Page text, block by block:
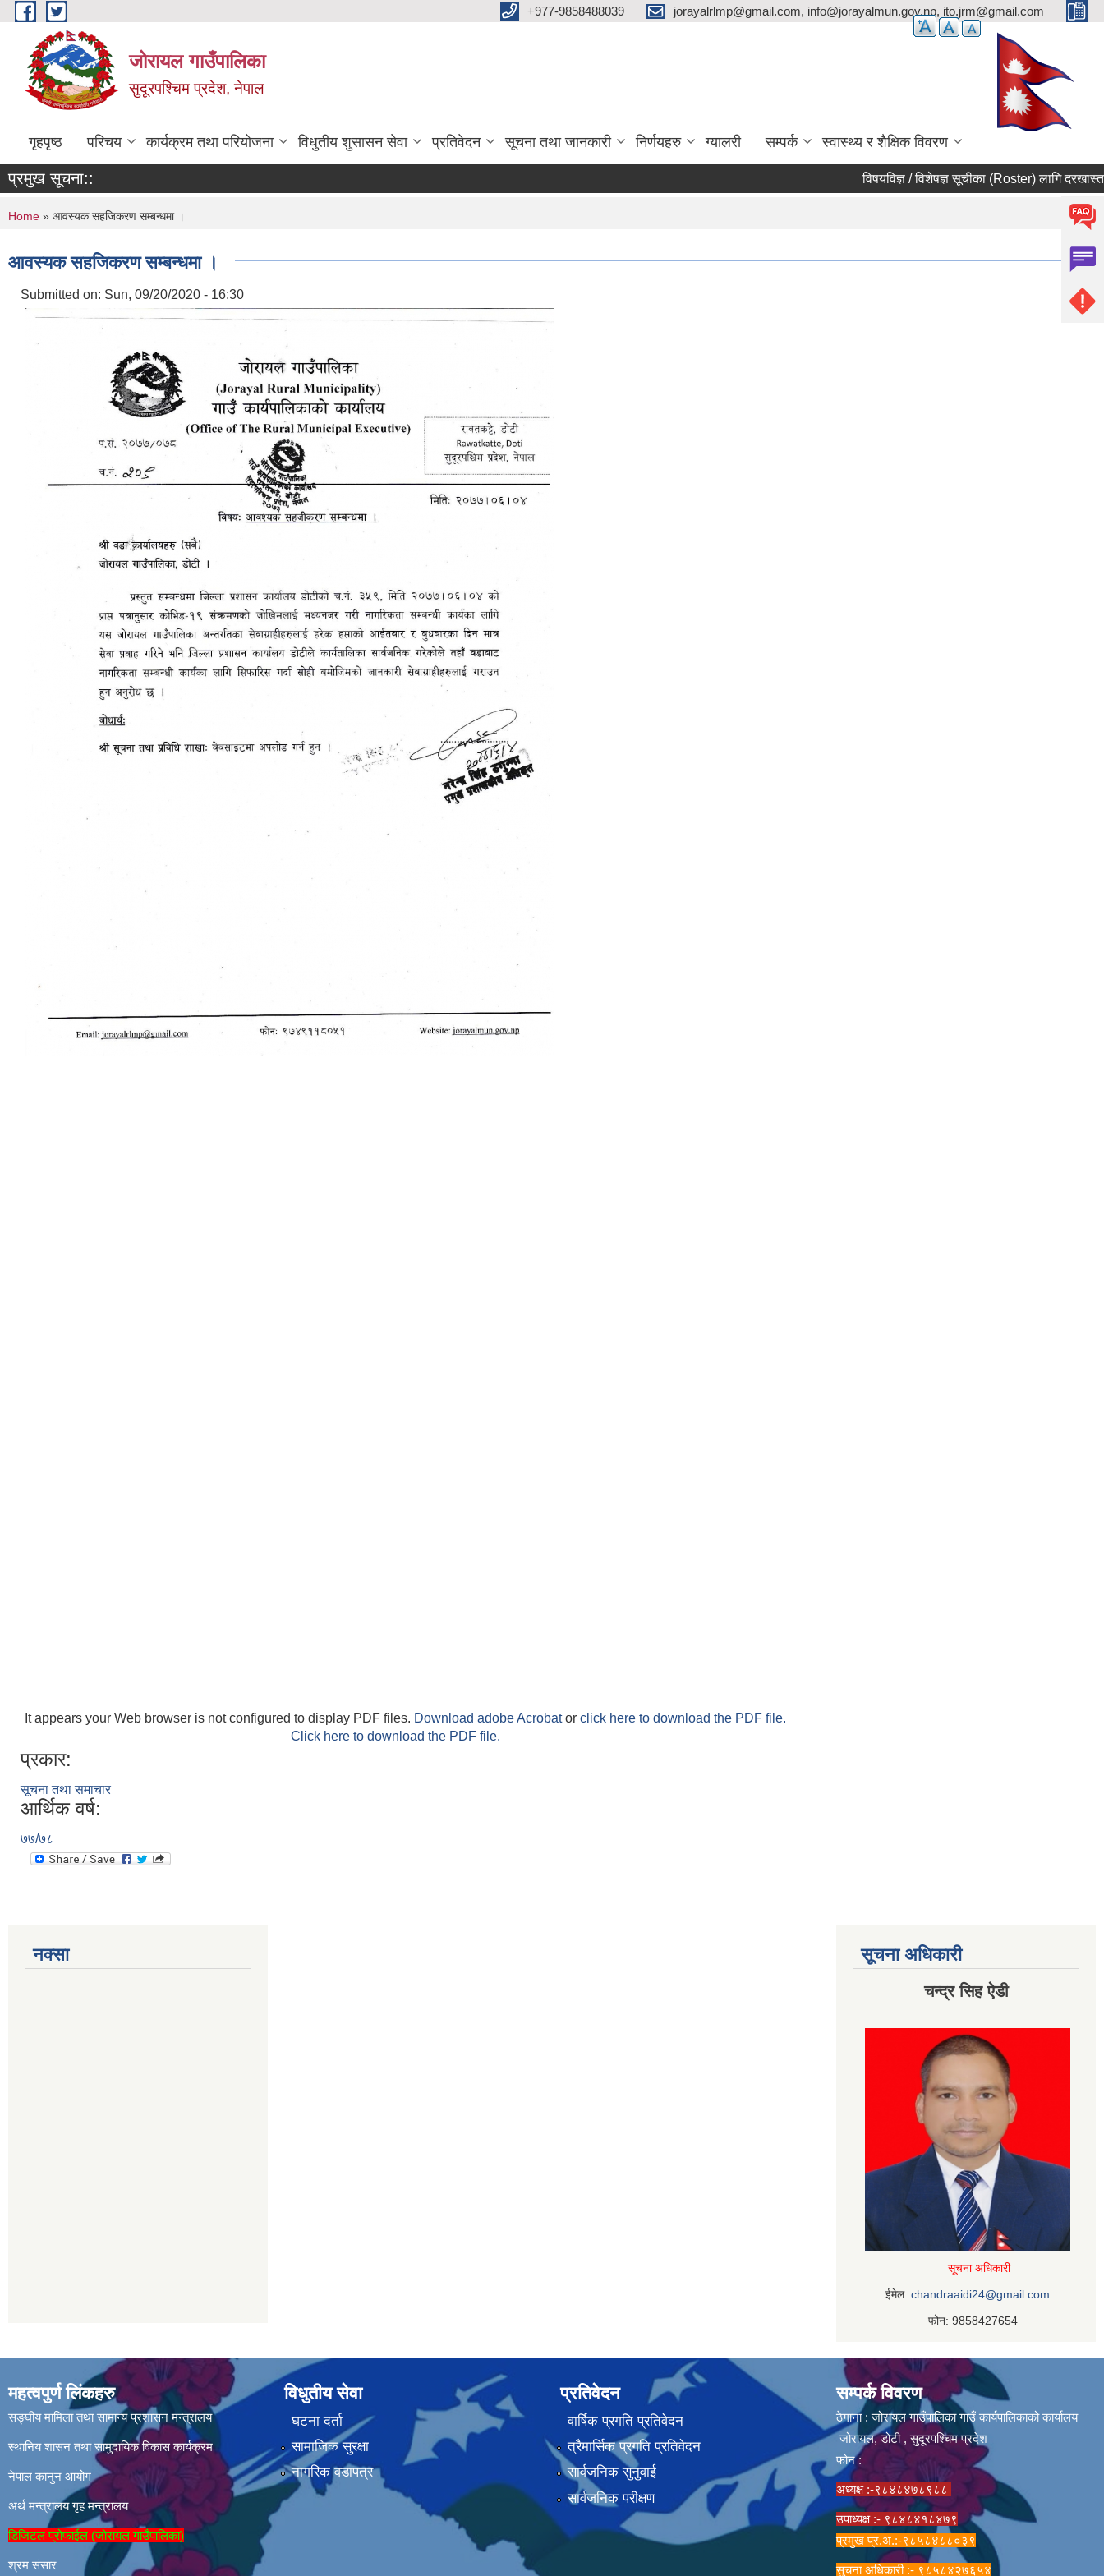
Skip to main content ‌+977-9858488039 jorayalrlmp@gmail.com, info@jorayalmun.gov.np, ito.jrm@gmail.com
जोरायल गाउँपालिका
सुदूरपश्चिम प्रदेश, नेपाल
गृहपृष्ठ परिचय कार्यक्रम तथा परियोजना विधुतीय शुसासन सेवा प्रतिवेदन सूचना तथा जानकारी निर्णयहरु ग्यालरी सम्पर्क स्वास्थ्य र शैक्षिक विवरण
प्रमुख सूचना:: विषयविज्ञ / विशेषज्ञ सूचीका (Roster) लागि दरखास्त
You are here
Home » आवस्यक सहजिकरण सम्बन्धमा ।
आवस्यक सहजिकरण सम्बन्धमा ।
Submitted on: Sun, 09/20/2020 - 16:30
It appears your Web browser is not configured to display PDF files. Download adobe Acrobator click here to download the PDF file.
Click here to download the PDF file.
प्रकार:
सूचना तथा समाचार
आर्थिक वर्ष:
७७/७८
नक्सा सूचना अधिकारी
चन्द्र सिह ऐडी
सूचना अधिकारी
ईमेल: chandraaidi24@gmail.com
फोन: 9858427654
महत्वपुर्ण लिंकहरु
सङ्घीय मामिला तथा सामान्य प्रशासन मन्त्रालय
स्थानिय शासन तथा सामुदायिक विकास कार्यक्रम
नेपाल कानुन आयोग
अर्थ मन्त्रालय गृह मन्त्रालय
डिजिटल प्रोफाईल (जोरायल गाउँपालिका)
श्रम संसार
विधुतीय सेवा
घटना दर्ता
सामाजिक सुरक्षा
नागरिक वडापत्र
प्रतिवेदन
वार्षिक प्रगति प्रतिवेदन
त्रैमार्सिक प्रगति प्रतिवेदन
सार्वजनिक सुनुवाई
सार्वजनिक परीक्षण
सम्पर्क विवरण
ठेगाना : जोरायल गाउँपालिका गाउँ कार्यपालिकाको कार्यालय
जोरायल, डोटी , सुदूरपश्चिम प्रदेश
फोन :
अध्यक्ष :-९८४८४७८९८८
उपाध्यक्ष :- ९८४८४१८४७९
प्रमुख प्र.अ.:-९८५८४८८०३९
सुचना अधिकारी :- ९८५८४२७६५४